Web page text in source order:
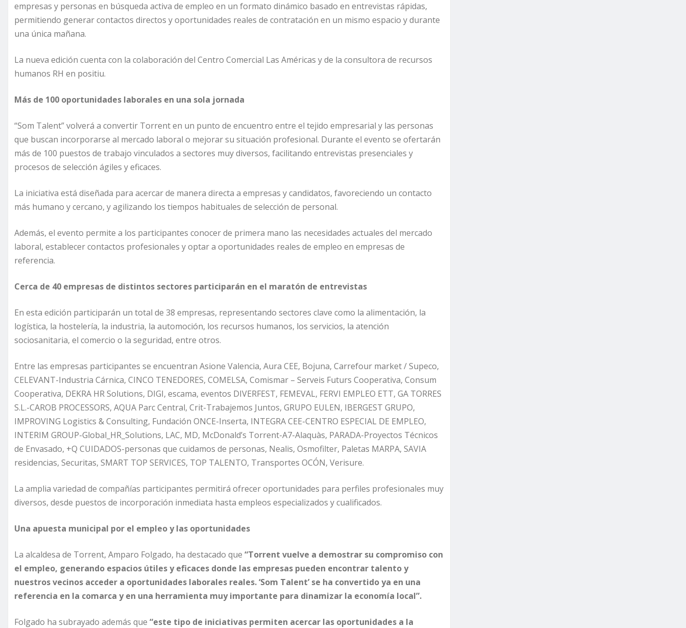
empresas y personas en búsqueda activa de empleo en un formato dinámico basado en entrevistas rápidas,
permitiendo generar contactos directos y oportunidades reales de contratación en un mismo espacio y durante
una única mañana.
La nueva edición cuenta con la colaboración del Centro Comercial Las Américas y de la consultora de recursos
humanos RH en positiu.
Más de 100 oportunidades laborales en una sola jornada
“Som Talent” volverá a convertir Torrent en un punto de encuentro entre el tejido empresarial y las personas
que buscan incorporarse al mercado laboral o mejorar su situación profesional. Durante el evento se ofertarán
más de 100 puestos de trabajo vinculados a sectores muy diversos, facilitando entrevistas presenciales y
procesos de selección ágiles y eficaces.
La iniciativa está diseñada para acercar de manera directa a empresas y candidatos, favoreciendo un contacto
más humano y cercano, y agilizando los tiempos habituales de selección de personal.
Además, el evento permite a los participantes conocer de primera mano las necesidades actuales del mercado
laboral, establecer contactos profesionales y optar a oportunidades reales de empleo en empresas de
referencia.
Cerca de 40 empresas de distintos sectores participarán en el maratón de entrevistas
En esta edición participarán un total de 38 empresas, representando sectores clave como la alimentación, la
logística, la hostelería, la industria, la automoción, los recursos humanos, los servicios, la atención
sociosanitaria, el comercio o la seguridad, entre otros.
Entre las empresas participantes se encuentran Asione Valencia, Aura CEE, Bojuna, Carrefour market / Supeco,
CELEVANT-Industria Cárnica, CINCO TENEDORES, COMELSA, Comismar – Serveis Futurs Cooperativa, Consum
Cooperativa, DEKRA HR Solutions, DIGI, escama, eventos DIVERFEST, FEMEVAL, FERVI EMPLEO ETT, GA TORRES
S.L.-CAROB PROCESSORS, AQUA Parc Central, Crit-Trabajemos Juntos, GRUPO EULEN, IBERGEST GRUPO,
IMPROVING Logistics & Consulting, Fundación ONCE-Inserta, INTEGRA CEE-CENTRO ESPECIAL DE EMPLEO,
INTERIM GROUP-Global_HR_Solutions, LAC, MD, McDonald’s Torrent-A7-Alaquàs, PARADA-Proyectos Técnicos
de Envasado, +Q CUIDADOS-personas que cuidamos de personas, Nealis, Osmofilter, Paletas MARPA, SAVIA
residencias, Securitas, SMART TOP SERVICES, TOP TALENTO, Transportes OCÓN, Verisure.
La amplia variedad de compañías participantes permitirá ofrecer oportunidades para perfiles profesionales muy
diversos, desde puestos de incorporación inmediata hasta empleos especializados y cualificados.
Una apuesta municipal por el empleo y las oportunidades
La alcaldesa de Torrent, Amparo Folgado, ha destacado que “Torrent vuelve a demostrar su compromiso con
el empleo, generando espacios útiles y eficaces donde las empresas pueden encontrar talento y
nuestros vecinos acceder a oportunidades laborales reales. ‘Som Talent’ se ha convertido ya en una
referencia en la comarca y en una herramienta muy importante para dinamizar la economía local”.
Folgado ha subrayado además que “este tipo de iniciativas permiten acercar las oportunidades a la